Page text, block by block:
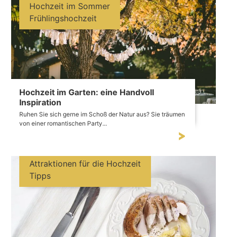
Hochzeit im Garten: eine Handvoll
Inspiration
Ruhen Sie sich gerne im Schoß der Natur aus? Sie träumen
von einer romantischen Party...
Hochzeit im Sommer
Frühlingshochzeit
Attraktionen für die Hochzeit
Tipps